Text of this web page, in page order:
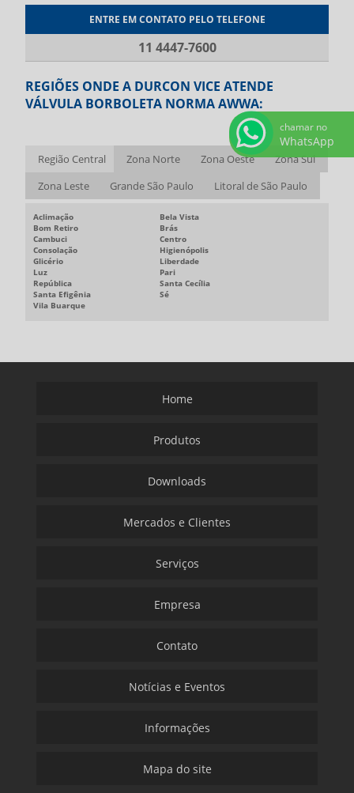
ENTRE EM CONTATO PELO TELEFONE
11 4447-7600
REGIÕES ONDE A DURCON VICE ATENDE
VÁLVULA BORBOLETA NORMA AWWA:
Região Central Zona Norte Zona Oeste
Zona Sul
Zona Leste
Grande São Paulo Litoral de São Paulo
Aclimação
Bela Vista
Bom Retiro
Brás
Cambuci
Centro
Consolação
Higienópolis
Glicério
Liberdade
Luz
Pari
República
Santa Cecília
Santa Efigênia
Sé
Vila Buarque
Home
Produtos
Downloads
Mercados e Clientes
Serviços
Empresa
Contato
Notícias e Eventos
Informações
Mapa do site
chamar no
WhatsApp